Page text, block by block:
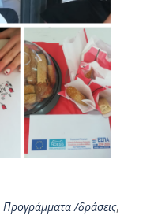
Προγράμματα /δράσεις,